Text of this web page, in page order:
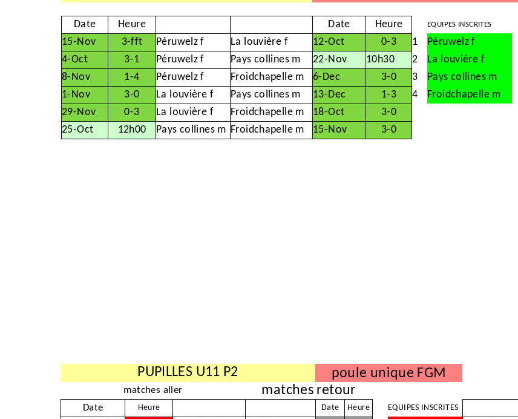
Date Heure Date Heure EQUIPES INSCRITES
15-Nov 3-fft Péruwelz f La louvière f 12-Oct 0-3 1
Péruwelz f
4-Oct
3-1 Péruwelz f Pays collines m 22-Nov 10h30 2
La louvière f
8-Nov
1-4 Péruwelz f Froidchapelle m 6-Dec 3-0 3
Pays collines m
1-Nov
3-0 La louvière f Pays collines m 13-Dec 1-3 4
Froidchapelle m
29-Nov
0-3 La louvière f Froidchapelle m 18-Oct
3-0
25-Oct
12h00 Pays collines m Froidchapelle m 15-Nov 3-0
PUPILLES U11 P2 poule unique FGM
matches aller matches retour
Date Heure Date Heure EQUIPES INSCRITES